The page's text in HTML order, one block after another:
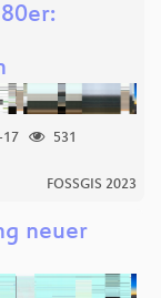
531
FOSSGIS 2023
neuer